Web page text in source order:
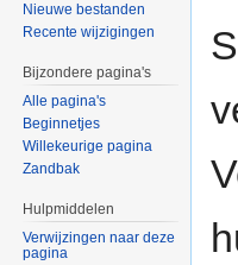
Nieuwe bestanden
Recente wijzigingen
Bijzondere pagina's
Alle pagina's
Beginnetjes
Willekeurige pagina
Zandbak
Hulpmiddelen
Verwijzingen naar deze
pagina